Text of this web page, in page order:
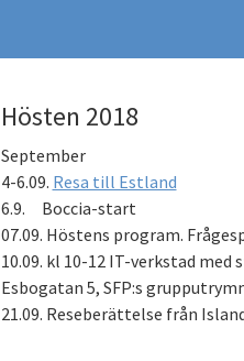
Hösten 2018
September
4-6.09. Resa till Estland
6.9. Boccia-start
07.09. Höstens program.
10.09. kl 10-12 IT-verkstad med
Esbogatan 5, SFP:s
21.09. Reseberättelse från